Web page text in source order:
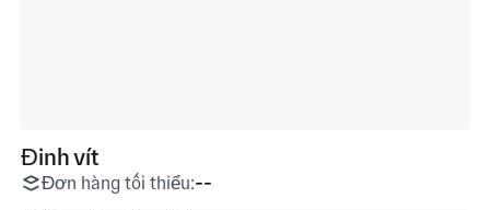
Đinh vít
Đơn hàng tối thiểu:--